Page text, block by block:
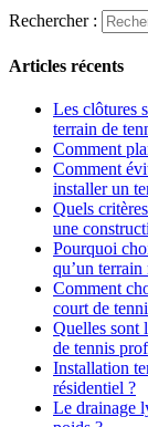
Rechercher :
Articles récents
Les clôtures
terrain de
Comment
Comment
installer un
Quels
une
Pourquoi
qu’un
Comment
court de
Quelles sont
de tennis
Installation
résidentiel ?
Le drainage